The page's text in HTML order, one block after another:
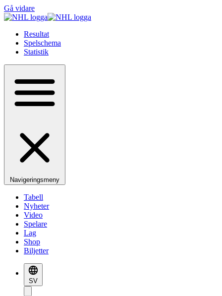
Gå vidare
Resultat
Spelschema
Statistik
Navigeringsmeny
Tabell
Nyheter
Video
Spelare
Lag
Shop
Biljetter
SV